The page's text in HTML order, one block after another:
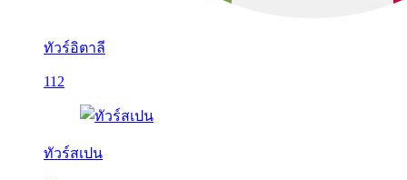
ทัวร์อิตาลี
112
ทัวร์สเปน